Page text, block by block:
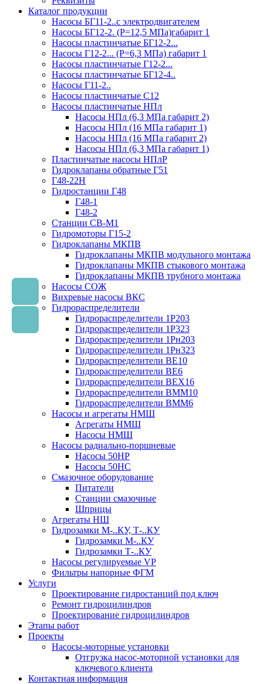
Каталог продукции
Насосы БГ11-2..с электродвигателем
Насосы БГ12-2. (Р=12,5 МПа)габарит 1
Насосы пластинчатые БГ12-2...
Насосы Г12-2... (Р=6,3 МПа) габарит 1
Насосы пластинчатые Г12-2...
Насосы пластинчатые БГ12-4..
Насосы Г11-2..
Насосы пластинчатые С12
Насосы пластинчатые НПл
Насосы НПл (6,3 МПа габарит 2)
Насосы НПл (16 МПа габарит 1)
Насосы НПл (16 МПа габарит 2)
Насосы НПл (6,3 МПа габарит 1)
Пластинчатые насосы НПлР
Гидроклапаны обратные Г51
Г48-22Н
Гидростанции Г48
Г48-1
Г48-2
Станции СВ-М1
Гидромоторы Г15-2
Гидроклапаны МКПВ
Гидроклапаны МКПВ модульного монтажа
Гидроклапаны МКПВ стыкового монтажа
Гидроклапаны МКПВ трубного монтажа
Насосы СОЖ
Вихревые насосы ВКС
Гидрораспределители
Гидрораспределители 1Р203
Гидрораспределители 1Р323
Гидрораспределители 1Рн203
Гидрораспределители 1Рн323
Гидрораспределители ВЕ10
Гидрораспределители ВЕ6
Гидрораспределители ВЕХ16
Гидрораспределители ВММ10
Гидрораспределители ВММ6
Насосы и агрегаты НМШ
Агрегаты НМШ
Насосы НМШ
Насосы радиально-поршневые
Насосы 50НР
Насосы 50НС
Смазочное оборудование
Питатели
Станции смазочные
Шприцы
Агрегаты НШ
Гидрозамки М-..КУ, Т-..КУ
Гидрозамки М-..КУ
Гидрозамки Т-..КУ
Насосы регулируемые VP
Фильтры напорные ФГМ
Услуги
Проектирование гидростанций под ключ
Ремонт гидроцилиндров
Проектирование гидроцилиндров
Этапы работ
Проекты
Насосы-моторные установки
Отгрузка насос-моторной установки для
ключевого клиента
Контактная информация